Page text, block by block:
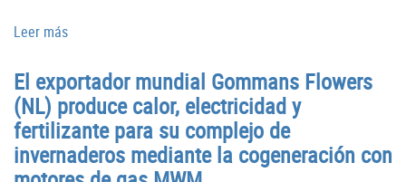
Leer más
El exportador mundial Gommans Flowers
(NL) produce calor, electricidad y
fertilizante para su complejo de
invernaderos mediante la cogeneración con